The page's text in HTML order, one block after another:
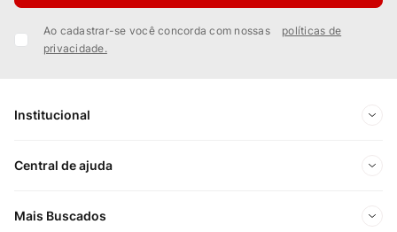
Ao cadastrar-se você concorda com nossas
políticas de
privacidade.
Institucional
Sobre Nós
Central de ajuda
Minha conta
Mais Buscados